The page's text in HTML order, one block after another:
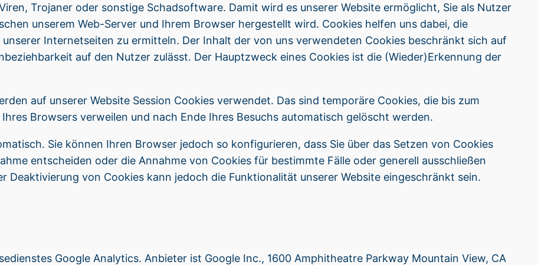
Trojaner oder sonstige Schadsoftware. Damit wird es unserer Website ermöglicht, Sie als Nutzer
unserem Web-Server und Ihrem Browser hergestellt wird. Cookies helfen uns dabei, die
Internetseiten zu ermitteln. Der Inhalt der von uns verwendeten Cookies beschränkt sich auf
auf den Nutzer zulässt. Der Hauptzweck eines Cookies ist die (Wieder)Erkennung der
auf unserer Website Session Cookies verwendet. Das sind temporäre Cookies, die bis zum
Browsers verweilen und nach Ende Ihres Besuchs automatisch gelöscht werden.
Sie können Ihren Browser jedoch so konfigurieren, dass Sie über das Setzen von Cookies
entscheiden oder die Annahme von Cookies für bestimmte Fälle oder generell ausschließen
Deaktivierung von Cookies kann jedoch die Funktionalität unserer Website eingeschränkt sein.
Google Analytics. Anbieter ist Google Inc., 1600 Amphitheatre Parkway Mountain View, CA